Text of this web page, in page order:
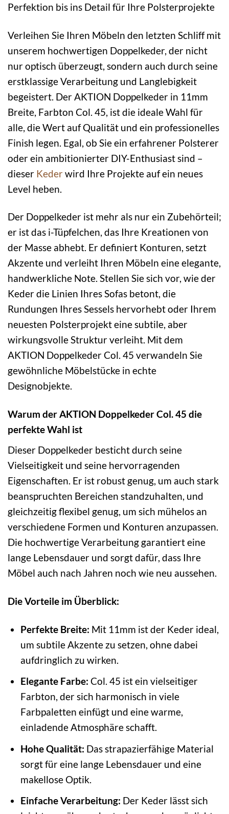
Perfektion bis ins Detail für Ihre Polsterprojekte
Verleihen Sie Ihren Möbeln den letzten Schliff mit
unserem hochwertigen Doppelkeder, der nicht
nur optisch überzeugt, sondern auch durch seine
erstklassige Verarbeitung und Langlebigkeit
begeistert. Der AKTION Doppelkeder in 11mm
Breite, Farbton Col. 45, ist die ideale Wahl für
alle, die Wert auf Qualität und ein professionelles
Finish legen. Egal, ob Sie ein erfahrener Polsterer
oder ein ambitionierter DIY-Enthusiast sind –
dieser Kederwird Ihre Projekte auf ein neues
Level heben.
Der Doppelkeder ist mehr als nur ein Zubehörteil;
er ist das i-Tüpfelchen, das Ihre Kreationen von
der Masse abhebt. Er definiert Konturen, setzt
Akzente und verleiht Ihren Möbeln eine elegante,
handwerkliche Note. Stellen Sie sich vor, wie der
Keder die Linien Ihres Sofas betont, die
Rundungen Ihres Sessels hervorhebt oder Ihrem
neuesten Polsterprojekt eine subtile, aber
wirkungsvolle Struktur verleiht. Mit dem
AKTION Doppelkeder Col. 45 verwandeln Sie
gewöhnliche Möbelstücke in echte
Designobjekte.
Warum der AKTION Doppelkeder Col. 45 die
perfekte Wahl ist
Dieser Doppelkeder besticht durch seine
Vielseitigkeit und seine hervorragenden
Eigenschaften. Er ist robust genug, um auch stark
beanspruchten Bereichen standzuhalten, und
gleichzeitig flexibel genug, um sich mühelos an
verschiedene Formen und Konturen anzupassen.
Die hochwertige Verarbeitung garantiert eine
lange Lebensdauer und sorgt dafür, dass Ihre
Möbel auch nach Jahren noch wie neu aussehen.
Die Vorteile im Überblick:
Perfekte Breite: Mit 11mm ist der Keder ideal,
um subtile Akzente zu setzen, ohne dabei
aufdringlich zu wirken.
Elegante Farbe: Col. 45 ist ein vielseitiger
Farbton, der sich harmonisch in viele
Farbpaletten einfügt und eine warme,
einladende Atmosphäre schafft.
Hohe Qualität: Das strapazierfähige Material
sorgt für eine lange Lebensdauer und eine
makellose Optik.
Einfache Verarbeitung: Der Keder lässt sich